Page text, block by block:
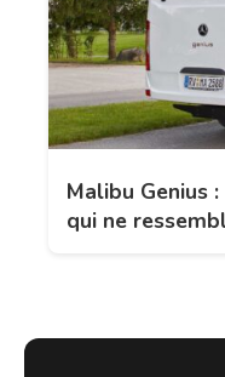
Malibu Genius
qui ne